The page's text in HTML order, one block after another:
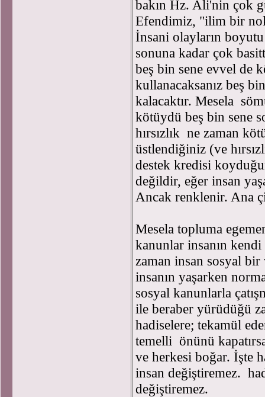
bakın Hz. Ali'nin çok
Efendimiz, "ilim bir
İnsani olayların boyutu
sonuna kadar çok
beş bin sene evvel de
kullanacaksanız beş
kalacaktır. Mesela
kötüydü beş bin sene
hırsızlık ne zaman
üstlendiğiniz (ve
destek kredisi
değildir, eğer insan
Ancak renklenir. Ana
Mesela topluma
kanunlar insanın
zaman insan sosyal
insanın yaşarken
sosyal kanunlarla
ile beraber yürüdüğü
hadiselere; tekamül
temelli önünü
ve herkesi boğar. İşte
insan değiştiremez.
değiştiremez.